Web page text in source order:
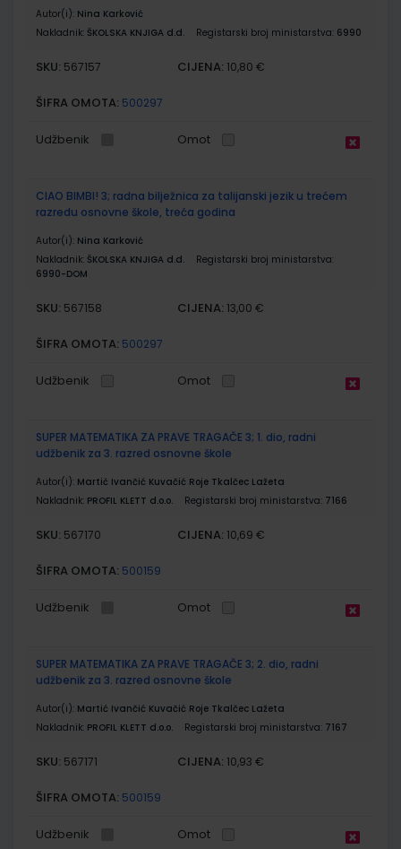
Autor(i): Nina Karković
Nakladnik: ŠKOLSKA KNJIGA d.d. Registarski broj ministarstva: 6990
SKU: 567157 CIJENA: 10,80 €
ŠIFRA OMOTA: 500297
Udžbenik Omot
CIAO BIMBI! 3; radna bilježnica za talijanski jezik u trećem
razredu osnovne škole, treća godina
Autor(i): Nina Karković
Nakladnik: ŠKOLSKA KNJIGA d.d.
Registarski broj ministarstva:
6990-DOM
SKU: 567158 CIJENA: 13,00 €
ŠIFRA OMOTA: 500297
Udžbenik Omot
SUPER MATEMATIKA ZA PRAVE TRAGAČE 3; 1. dio, radni
udžbenik za 3. razred osnovne škole
Autor(i): Martić Ivančić Kuvačić Roje Tkalčec Lažeta
Nakladnik: PROFIL KLETT d.o.o. Registarski broj ministarstva: 7166
SKU: 567170 CIJENA: 10,69 €
ŠIFRA OMOTA: 500159
Udžbenik Omot
SUPER MATEMATIKA ZA PRAVE TRAGAČE 3; 2. dio, radni
udžbenik za 3. razred osnovne škole
Autor(i): Martić Ivančić Kuvačić Roje Tkalčec Lažeta
Nakladnik: PROFIL KLETT d.o.o. Registarski broj ministarstva: 7167
SKU: 567171 CIJENA: 10,93 €
ŠIFRA OMOTA: 500159
Udžbenik Omot